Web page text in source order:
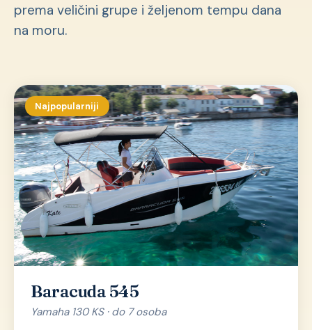
prema veličini grupe i željenom tempu dana
na moru.
Najpopularniji
Baracuda 545
Yamaha 130 KS · do 7 osoba